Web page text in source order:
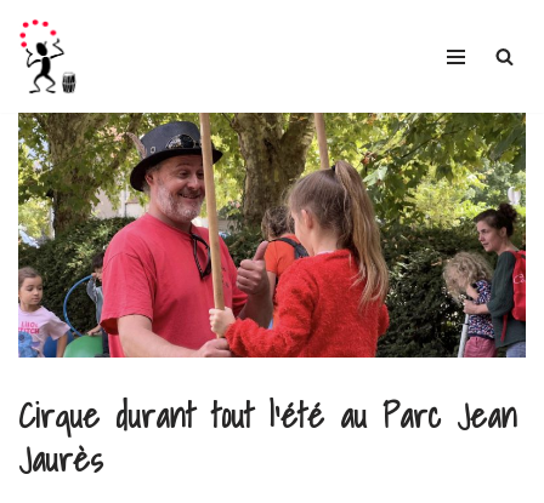
Aller
Cirque durant tout l’été au Parc Jean
Jaurès